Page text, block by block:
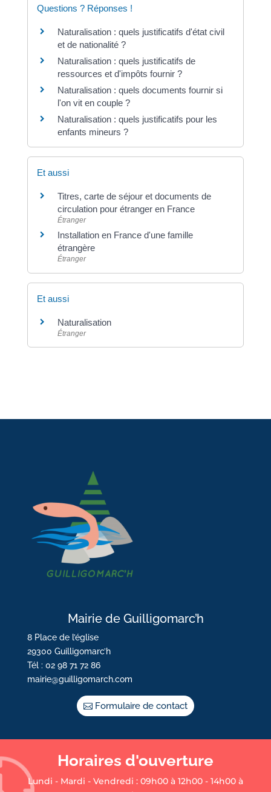
Questions ? Réponses !
Naturalisation : quels justificatifs d'état civil
et de nationalité ?
Naturalisation : quels justificatifs de
ressources et d'impôts fournir ?
Naturalisation : quels documents fournir si
l'on vit en couple ?
Naturalisation : quels justificatifs pour les
enfants mineurs ?
Et aussi
Titres, carte de séjour et documents de
circulation pour étranger en France
Étranger
Installation en France d'une famille
étrangère
Étranger
Et aussi
Naturalisation
Étranger
Mairie de Guilligomarc’h
8 Place de l’église
29300 Guilligomarc’h
Tél : 02 98 71 72 86
mairie@guilligomarch.com
Formulaire de contact
Horaires d'ouverture
Lundi - Mardi - Vendredi : 09h00 à 12h00 - 14h00 à